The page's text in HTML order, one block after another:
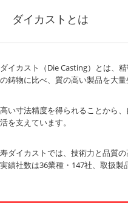
ダイカストとは
ダイカスト（Die Casting）とは、
の鋳物に比べ、質の高い製品を大
高い寸法精度を得られることから
活を支えています。
寿ダイカストでは、技術力と品質
実績社数は36業種・147社、取扱